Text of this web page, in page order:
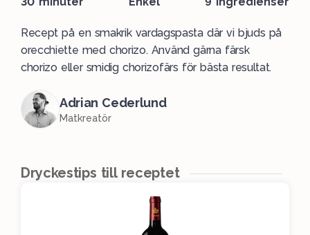
Recept på en smakrik vardagspasta där vi bjuds på
orecchiette med chorizo. Använd gärna färsk
chorizo eller smidig chorizofärs för bästa resultat.
Adrian Cederlund
Matkreatör
Dryckestips till receptet